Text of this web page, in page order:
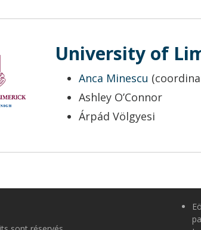
University of
Anca Minescu (
Ashley O’Connor
Árpád Völgyesi